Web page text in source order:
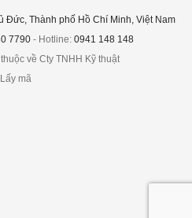
Đức, Thành phố Hồ Chí Minh, Việt Nam
7790 - Hotline: 0941 148 148
về Cty TNHH Kỹ thuật
Lấy mã